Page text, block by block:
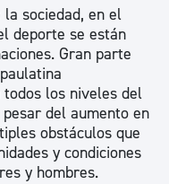
sociedad, en el
deporte se están
Gran parte
los niveles del
del aumento en
obstáculos que
y condiciones
y hombres.